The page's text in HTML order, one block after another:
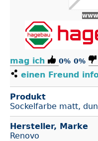
mag ich 0% 0%
einen Freund
Produkt
Sockelfarbe matt,
Hersteller, Marke
Renovo